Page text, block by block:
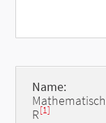
Name:
R[1]